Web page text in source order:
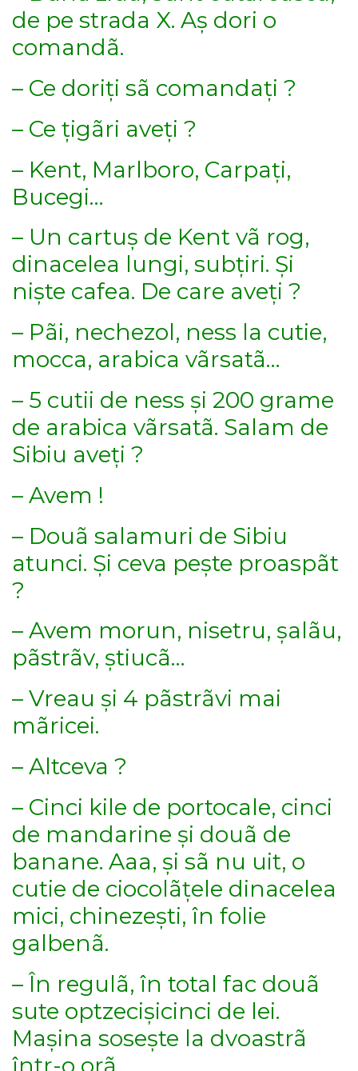
de pe strada X. Aș dori o
comandã.
– Ce doriți sã comandați ?
– Ce țigãri aveți ?
– Kent, Marlboro, Carpați,
Bucegi…
– Un cartuș de Kent vã rog,
dinacelea lungi, subțiri. Și
niște cafea. De care aveți ?
– Pãi, nechezol, ness la cutie,
mocca, arabica vãrsatã…
– 5 cutii de ness și 200 grame
de arabica vãrsatã. Salam de
Sibiu aveți ?
– Avem !
– Douã salamuri de Sibiu
atunci. Și ceva pește proaspãt
?
– Avem morun, nisetru, șalãu,
pãstrãv, știucã…
– Vreau și 4 pãstrãvi mai
mãricei.
– Altceva ?
– Cinci kile de portocale, cinci
de mandarine și douã de
banane. Aaa, și sã nu uit, o
cutie de ciocolãțele dinacelea
mici, chinezești, în folie
galbenã.
– În regulã, în total fac douã
sute optzecișicinci de lei.
Mașina sosește la dvoastrã
într-o orã.